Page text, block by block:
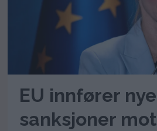
EU innfører nye
sanksjoner mot